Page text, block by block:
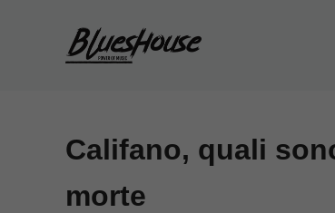
Califano, quali
morte